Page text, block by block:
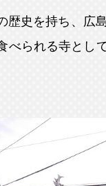
歴史を持ち、広
べられる寺とし